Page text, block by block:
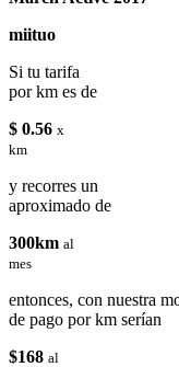
miituo
Si tu tarifa
por km es de
$ 0.56 x
km
y recorres un
aproximado de
300km al
mes
entonces, con nuestra
de pago por km serían
$168 al